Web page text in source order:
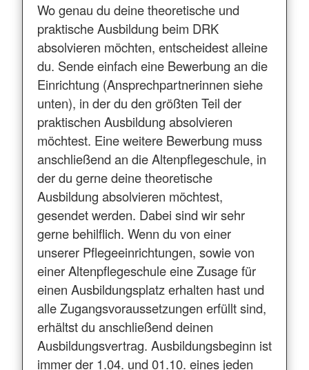
Wo genau du deine theoretische und
praktische Ausbildung beim DRK
absolvieren möchten, entscheidest alleine
du. Sende einfach eine Bewerbung an die
Einrichtung (Ansprechpartnerinnen siehe
unten), in der du den größten Teil der
praktischen Ausbildung absolvieren
möchtest. Eine weitere Bewerbung muss
anschließend an die Altenpflegeschule, in
der du gerne deine theoretische
Ausbildung absolvieren möchtest,
gesendet werden. Dabei sind wir sehr
gerne behilflich. Wenn du von einer
unserer Pflegeeinrichtungen, sowie von
einer Altenpflegeschule eine Zusage für
einen Ausbildungsplatz erhalten hast und
alle Zugangsvoraussetzungen erfüllt sind,
erhältst du anschließend deinen
Ausbildungsvertrag. Ausbildungsbeginn ist
immer der 1.04. und 01.10. eines jeden